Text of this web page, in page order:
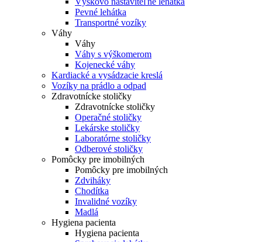
Pevné lehátka
Transportné vozíky
Váhy
Váhy
Váhy s výškomerom
Kojenecké váhy
Kardiacké a vysádzacie kreslá
Vozíky na prádlo a odpad
Zdravotnícke stoličky
Zdravotnícke stoličky
Operačné stoličky
Lekárske stoličky
Laboratórne stoličky
Odberové stoličky
Pomôcky pre imobilných
Pomôcky pre imobilných
Zdviháky
Chodítka
Invalidné vozíky
Madlá
Hygiena pacienta
Hygiena pacienta